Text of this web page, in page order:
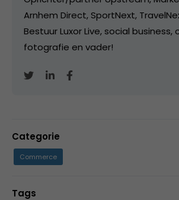
Arnhem Direct, SportNext,
Bestuur Luxor Live, social business,
fotografie en vader!
Categorie
Commerce
Tags